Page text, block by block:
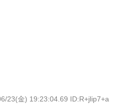
23(金) 19:23:04.69 ID:R+jlip7+a